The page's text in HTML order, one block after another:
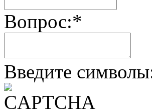
Вопрос:*
Введите